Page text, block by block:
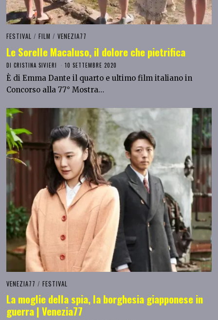
FESTIVAL / FILM / VENEZIA77
Le Sorelle Macaluso, il dolore che pietrifica
DICRISTINA SIVIERI 10 SETTEMBRE 2020
È di Emma Dante il quarto e ultimo film italiano in
Concorso alla 77° Mostra…
VENEZIA77 / FESTIVAL
La moglie della spia, la borghesia giapponese in
guerra | Venezia77